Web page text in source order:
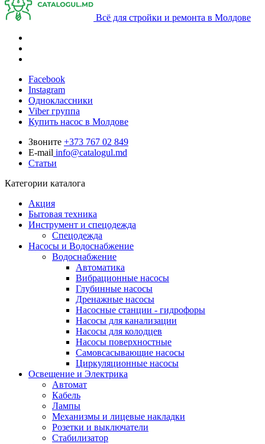
Всё для стройки и ремонта в Молдове
Facebook
Instagram
Одноклассники
Viber группа
Купить насос в Молдове
Звоните +373 767 02 849
E-mail info@catalogul.md
Статьи
Категории каталога
Акция
Бытовая техника
Инструмент и спецодежда
Спецодежда
Насосы и Водоснабжение
Водоснабжение
Автоматика
Вибрационные насосы
Глубинные насосы
Дренажные насосы
Насосные станции - гидрофоры
Насосы для канализации
Насосы для колодцев
Насосы поверхностные
Самовсасывающие насосы
Циркуляционные насосы
Освещение и Электрика
Автомат
Кабель
Лампы
Механизмы и лицевые накладки
Розетки и выключатели
Стабилизатор